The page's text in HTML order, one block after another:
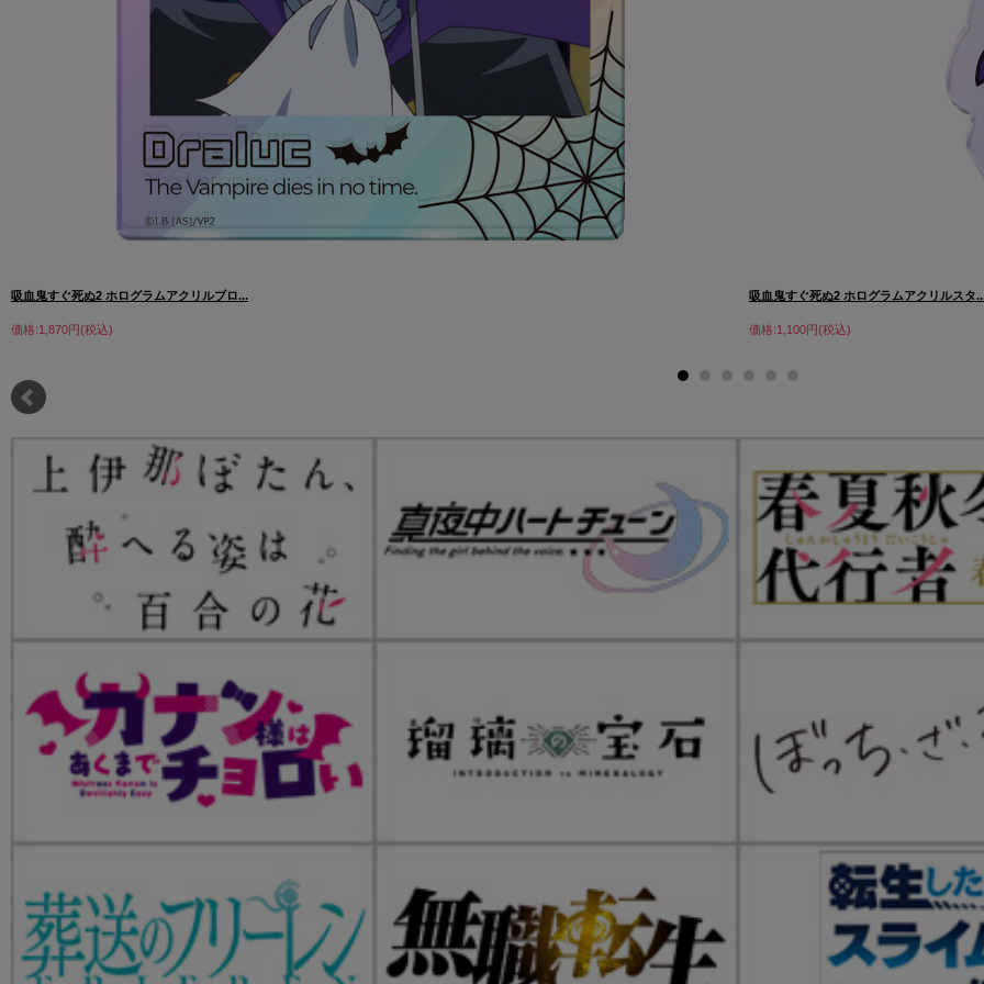
吸血鬼すぐ死ぬ2 ホログラムアクリルブロ...
価格:1,870円(税込)
吸血鬼すぐ死ぬ2 ホログラムアクリルスタ
価格:1,100円(税込)